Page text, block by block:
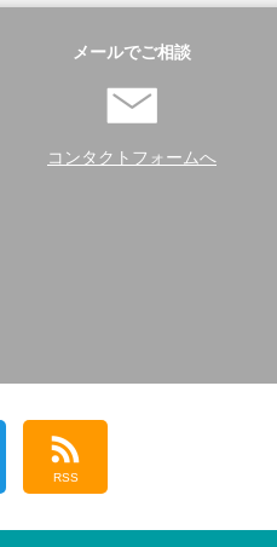
メールでご相談
コンタクトフォームへ
RSS